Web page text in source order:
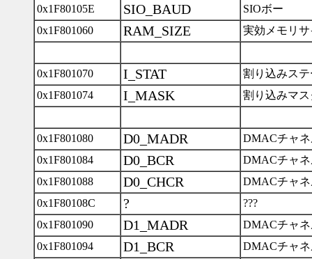
0x1F80105E
SIO_BAUD
SIOボー
0x1F801060
RAM_SIZE 実効メモリ
0x1F801070 I_STAT
割り込みス
0x1F801074
I_MASK 割り込みマス
0x1F801080 D0_MADR
DMACチャ
0x1F801084
D0_BCR
DMACチャ
0x1F801088
D0_CHCR
DMACチャ
0x1F80108C
?
???
0x1F801090
D1_MADR
DMACチャ
0x1F801094
D1_BCR
DMACチャ